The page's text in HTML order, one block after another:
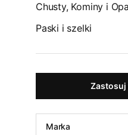
Chusty, Kominy i
Paski i szelki
Marka